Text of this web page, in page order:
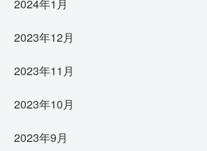
2024年1月
2023年12月
2023年11月
2023年10月
2023年9月